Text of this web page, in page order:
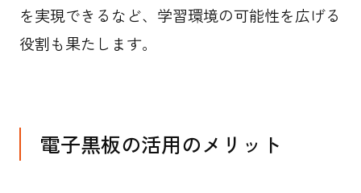
を実現できるなど、学習環境の可能性を広げる
役割も果たします。
電子黒板の活用のメリット